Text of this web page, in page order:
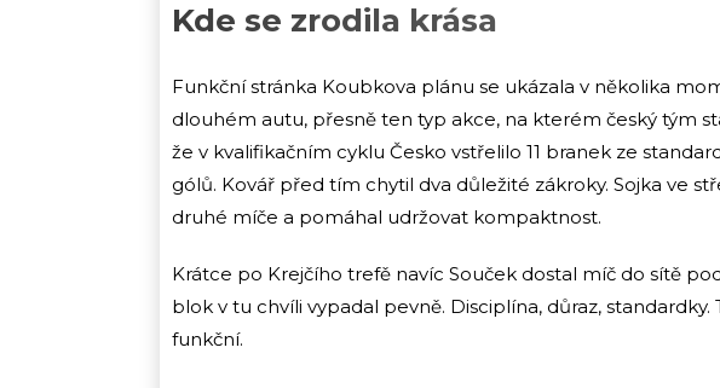
Kde se zrodila krása
Funkční stránka Koubkova plánu se ukázala v několika
dlouhém autu, přesně ten typ akce, na kterém český tým
že v kvalifikačním cyklu Česko vstřelilo 11 branek ze
gólů. Kovář před tím chytil dva důležité zákroky. Sojka ve
druhé míče a pomáhal udržovat kompaktnost.
Krátce po Krejčího trefě navíc Souček dostal míč do sítě
blok v tu chvíli vypadal pevně. Disciplína, důraz, standardky.
funkční.